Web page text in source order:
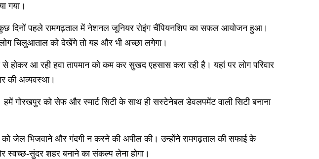
गया।
दिनों पहले रामगढ़ताल में नेशनल जूनियर रोइंग चैंपियनशिप का सफल आयोजन हुआ।
चिलुआताल को देखेंगे तो यह और भी अच्छा लगेगा।
आ रही हवा तापमान को कम कर सुखद एहसास करा रही है। यहां पर लोग परिवार
की अव्यवस्था।
गोरखपुर को सेफ और स्मार्ट सिटी के साथ ही सस्टेनेबल डेवलपमेंट वाली सिटी बनाना
जेल भिजवाने और गंदगी न करने की अपील की। उन्होंने रामगढ़ताल की सफाई के
स्वच्छ-सुंदर शहर बनाने का संकल्प लेना होगा।